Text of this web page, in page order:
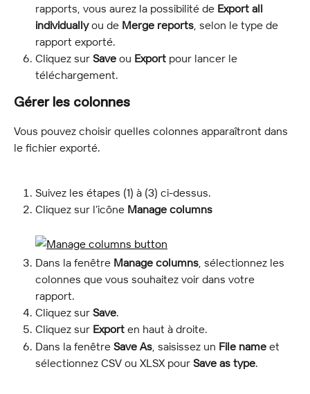
rapports, vous aurez la possibilité de Export all
individually ou de Merge reports, selon le type de
rapport exporté.
Cliquez sur Save ou Export pour lancer le
téléchargement.
Gérer les colonnes
Vous pouvez choisir quelles colonnes apparaîtront dans
le fichier exporté.
Suivez les étapes (1) à (3) ci-dessus.
Cliquez sur l’icône Manage columns
Dans la fenêtre Manage columns , sélectionnez les
colonnes que vous souhaitez voir dans votre
rapport.
Cliquez sur Save.
Cliquez sur Export en haut à droite.
Dans la fenêtre Save As , saisissez un File name et
sélectionnez CSV ou XLSX pour Save as type.